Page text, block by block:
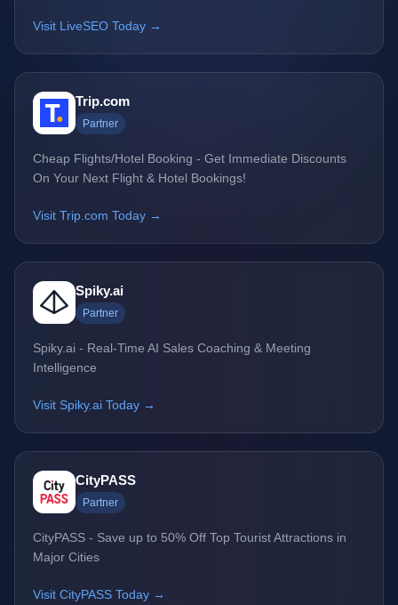
Visit LiveSEO Today →
Trip.com
Partner
Cheap Flights/Hotel Booking - Get Immediate Discounts
On Your Next Flight & Hotel Bookings!
Visit Trip.com Today →
Spiky.ai
Partner
Spiky.ai - Real-Time AI Sales Coaching & Meeting
Intelligence
Visit Spiky.ai Today →
CityPASS
Partner
CityPASS - Save up to 50% Off Top Tourist Attractions in
Major Cities
Visit CityPASS Today →